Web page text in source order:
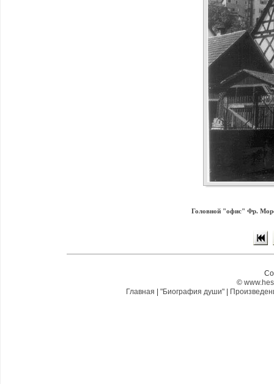
Головной "офис" Фр.
©
Главная
"Биография души"